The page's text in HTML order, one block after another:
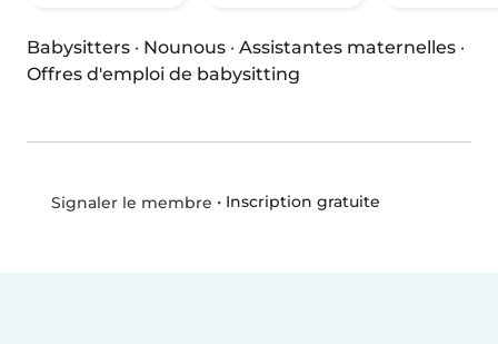
Babysitters · Nounous · Assistantes maternelles ·
Offres d'emploi de babysitting
Signaler le membre • Inscription gratuite